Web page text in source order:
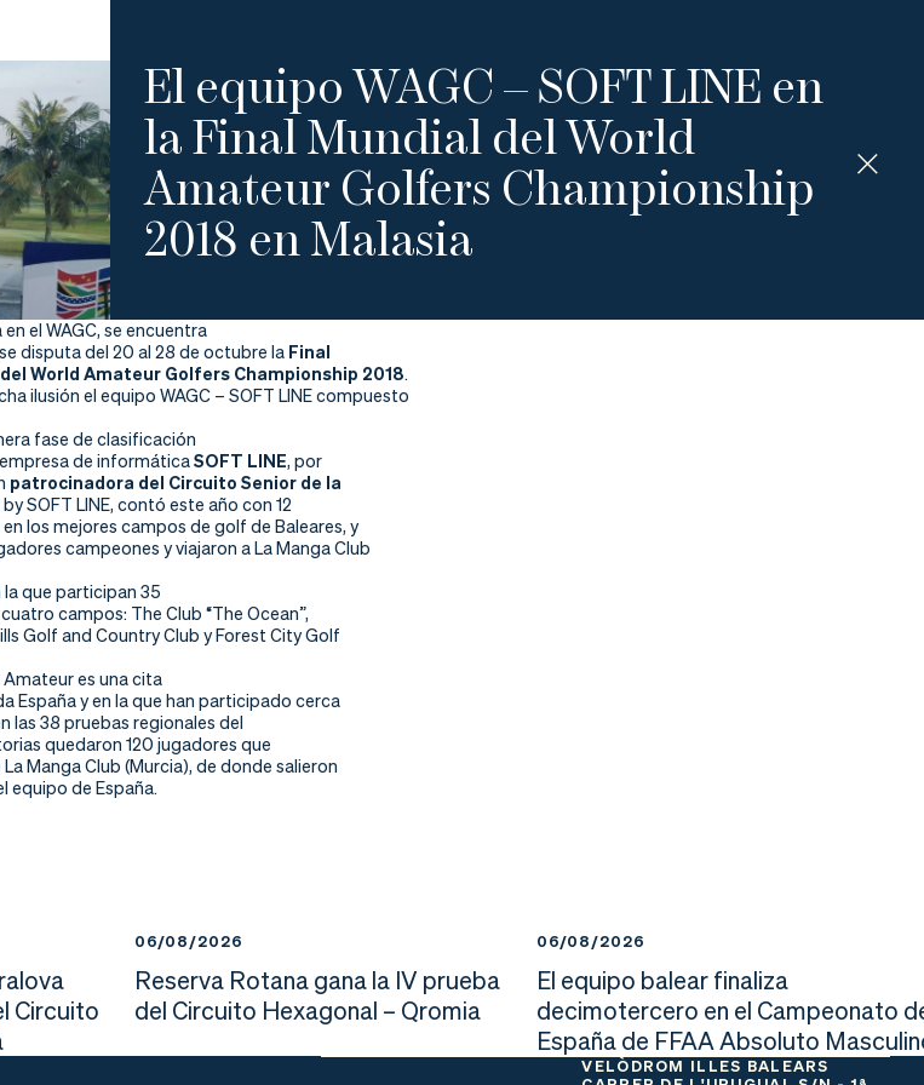
El equipo WAGC – SOFT LINE en
la Final Mundial del World
Amateur Golfers Championship
2018 en Malasia
el WAGC, se encuentra
disputa del 20 al 28 de octubre la Final
World Amateur Golfers Championship 2018.
ilusión el equipo WAGC – SOFT LINE compuesto
fase de clasificación
de informáticaSOFT LINE, por
patrocinadora del Circuito Senior de la
SOFT LINE, contó este año con 12
los mejores campos de golf de Baleares, y
campeones y viajaron a La Manga Club
la que participan 35
campos: The Club “The Ocean”,
Golf and Country Club y Forest City Golf
es una cita
España y en la que han participado cerca
las 38 pruebas regionales del
quedaron 120 jugadores que
Manga Club (Murcia), de donde salieron
equipo de España.
Circuito
06/08/2026
Reserva Rotana gana la IV prueba
del Circuito Hexagonal – Qromia
06/08/2026
El equipo balear finaliza
decimotercero en el Campeonato
España de FFAA Absoluto
VELÒDROM ILLES BALEARS